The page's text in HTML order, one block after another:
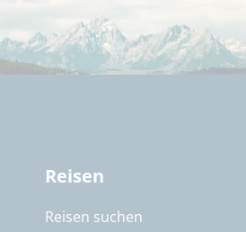
Reisen
Reisen suchen